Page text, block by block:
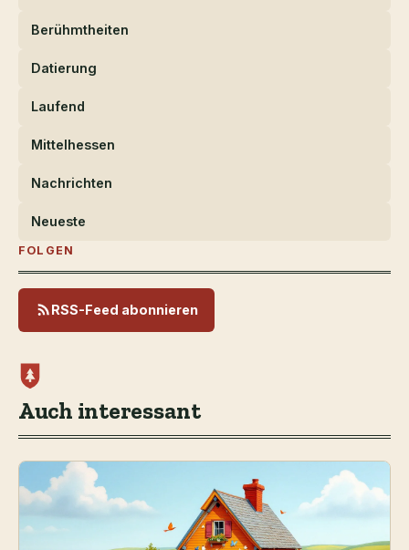
Berühmtheiten
Datierung
Laufend
Mittelhessen
Nachrichten
Neueste
FOLGEN
RSS-Feed abonnieren
Auch interessant